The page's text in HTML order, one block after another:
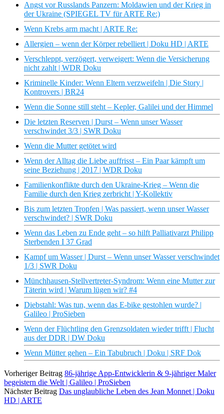
Angst vor Russlands Panzern: Moldawien und der Krieg in
der Ukraine (SPIEGEL TV für ARTE Re:)
Wenn Krebs arm macht | ARTE Re:
Allergien – wenn der Körper rebelliert | Doku HD | ARTE
Verschleppt, verzögert, verweigert: Wenn die Versicherung
nicht zahlt | WDR Doku
Kriminelle Kinder: Wenn Eltern verzweifeln | Die Story |
Kontrovers | BR24
Wenn die Sonne still steht – Kepler, Galilei und der Himmel
Die letzten Reserven | Durst – Wenn unser Wasser
verschwindet 3/3 | SWR Doku
Wenn die Mutter getötet wird
Wenn der Alltag die Liebe auffrisst – Ein Paar kämpft um
seine Beziehung | 2017 | WDR Doku
Familienkonflikte durch den Ukraine-Krieg – Wenn die
Familie durch den Krieg zerbricht | Y-Kollektiv
Bis zum letzten Tropfen | Was passiert, wenn unser Wasser
verschwindet? | SWR Doku
Wenn das Leben zu Ende geht – so hilft Palliativarzt Philipp
Sterbenden I 37 Grad
Kampf um Wasser | Durst – Wenn unser Wasser verschwindet
1/3 | SWR Doku
Münchhausen-Stellvertreter-Syndrom: Wenn eine Mutter zur
Täterin wird | Warum lügen wir? #4
Diebstahl: Was tun, wenn das E-bike gestohlen wurde? |
Galileo | ProSieben
Wenn der Flüchtling den Grenzsoldaten wieder trifft | Flucht
aus der DDR | DW Doku
Wenn Mütter gehen – Ein Tabubruch | Doku | SRF Dok
Vorheriger Beitrag 86-jährige App-Entwicklerin & 9-jähriger Maler
begeistern die Welt | Galileo | ProSieben
Nächster Beitrag Das unglaubliche Leben des Jean Monnet | Doku
HD | ARTE